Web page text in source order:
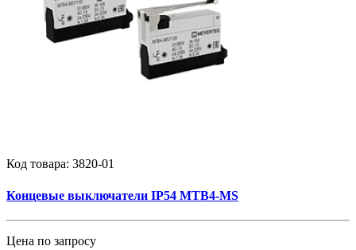
Код товара: 3820-01
Концевые выключатели IP54 MTB4-MS
Цена по запросу